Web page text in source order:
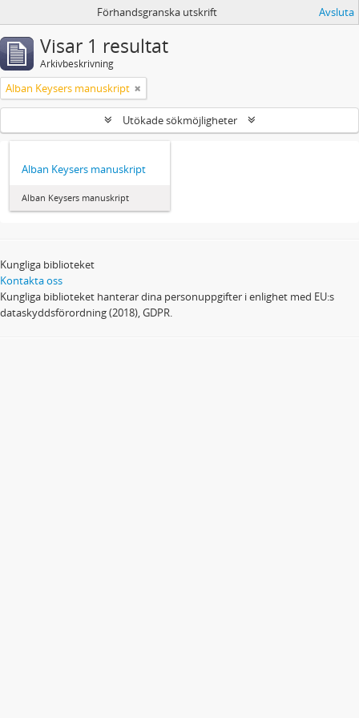
Förhandsgranska utskrift Avsluta
Visar 1 resultat
Arkivbeskrivning
Alban Keysers manuskript
Utökade sökmöjligheter
Alban Keysers manuskript
Alban Keysers manuskript
Kungliga biblioteket
Kontakta oss
Kungliga biblioteket hanterar dina personuppgifter i enlighet med EU:s
dataskyddsförordning (2018), GDPR.